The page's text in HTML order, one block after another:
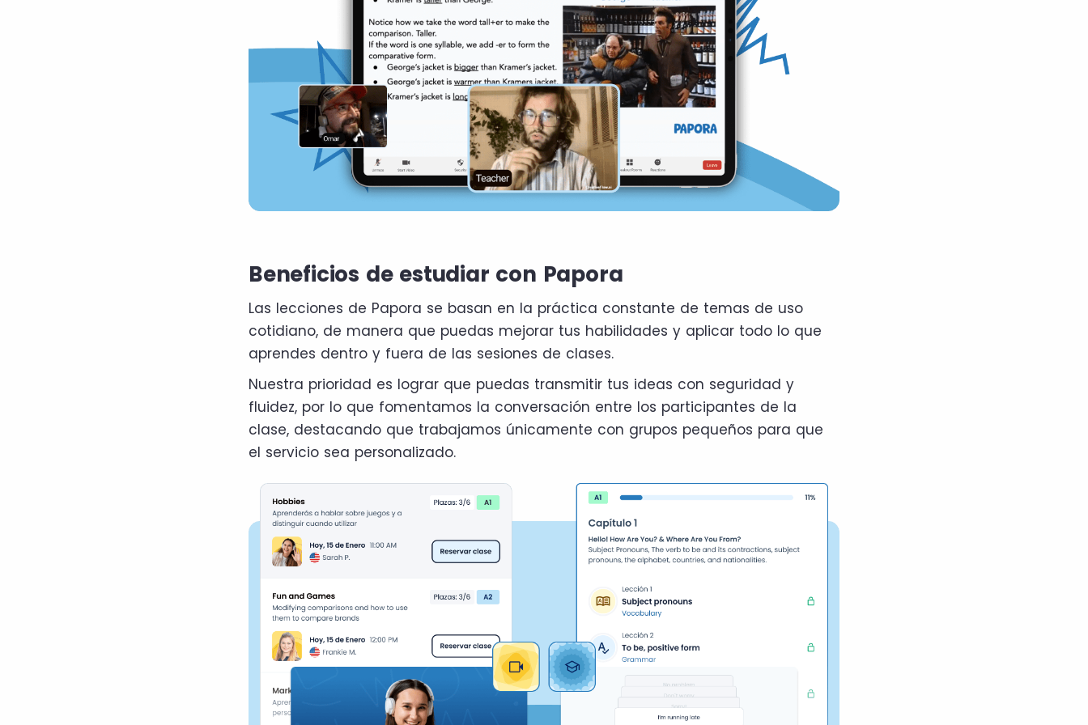
Beneficios de estudiar con Papora
Las lecciones de Papora se basan en la práctica constante de temas de uso
cotidiano, de manera que puedas mejorar tus habilidades y aplicar todo lo que
aprendes dentro y fuera de las sesiones de clases.
Nuestra prioridad es lograr que puedas transmitir tus ideas con seguridad y
fluidez, por lo que fomentamos la conversación entre los participantes de la
clase, destacando que trabajamos únicamente con grupos pequeños para que
el servicio sea personalizado.